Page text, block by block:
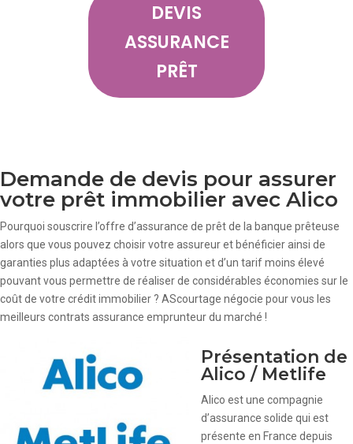
DEVIS
ASSURANCE
PRÊT
Demande de devis pour assurer
votre prêt immobilier avec Alico
Pourquoi souscrire l’offre d’assurance de prêt de la banque prêteuse
alors que vous pouvez choisir votre assureur et bénéficier ainsi de
garanties plus adaptées à votre situation et d’un tarif moins élevé
pouvant vous permettre de réaliser de considérables économies sur le
coût de votre crédit immobilier ? AScourtage négocie pour vous les
meilleurs contrats assurance emprunteur du marché !
Présentation de
Alico / Metlife
Alico est une compagnie
d’assurance solide qui est
présente en France depuis